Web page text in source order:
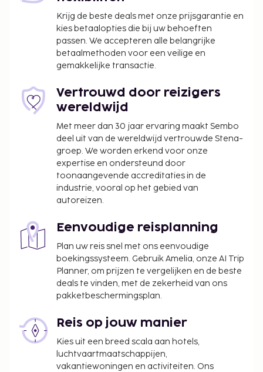
Krijg de beste deals met onze prijsgarantie en
kies betaalopties die bij uw behoeften
passen. We accepteren alle belangrijke
betaalmethoden voor een veilige en
gemakkelijke transactie.
Vertrouwd door reizigers
wereldwijd
Met meer dan 30 jaar ervaring maakt Sembo
deel uit van de wereldwijd vertrouwde Stena-
groep. We worden erkend voor onze
expertise en ondersteund door
toonaangevende accreditaties in de
industrie, vooral op het gebied van
autoreizen.
Eenvoudige reisplanning
Plan uw reis snel met ons eenvoudige
boekingssysteem. Gebruik Amelia, onze AI Trip
Planner, om prijzen te vergelijken en de beste
deals te vinden, met de zekerheid van ons
pakketbeschermingsplan.
Reis op jouw manier
Kies uit een breed scala aan hotels,
luchtvaartmaatschappijen,
vakantiewoningen en activiteiten. Ons